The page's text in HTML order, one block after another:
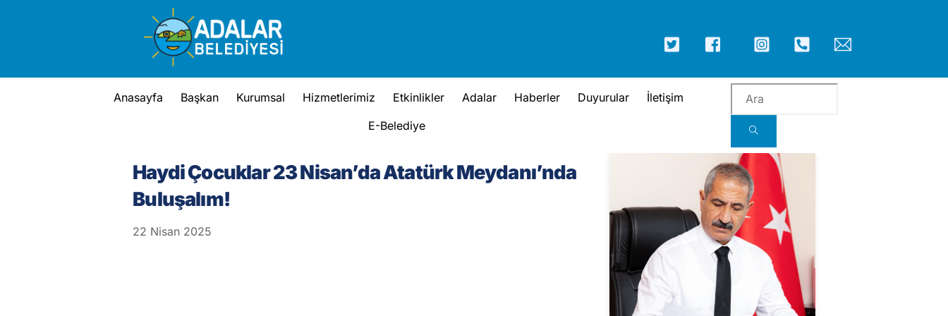
ICON
ICON
LABEL
ICON
ICON
ICON
Anasayfa Başkan Kurumsal Hizmetlerimiz Etkinlikler Adalar Haberler Duyurular
İletişim
E-Belediye
Haydi Çocuklar 23 Nisan’da Atatürk Meydanı’nda
Buluşalım!
22 Nisan 2025